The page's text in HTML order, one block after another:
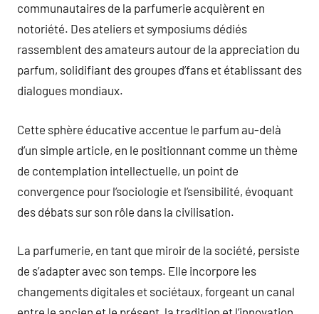
communautaires de la parfumerie acquièrent en
notoriété. Des ateliers et symposiums dédiés
rassemblent des amateurs autour de la appreciation du
parfum, solidifiant des groupes d’fans et établissant des
dialogues mondiaux.
Cette sphère éducative accentue le parfum au-delà
d’un simple article, en le positionnant comme un thème
de contemplation intellectuelle, un point de
convergence pour l’sociologie et l’sensibilité, évoquant
des débats sur son rôle dans la civilisation.
La parfumerie, en tant que miroir de la société, persiste
de s’adapter avec son temps. Elle incorpore les
changements digitales et sociétaux, forgeant un canal